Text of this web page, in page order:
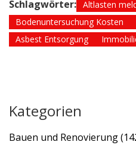
Schlagwörter: Altlasten
Bodenuntersuchung Kosten
Asbest Entsorgung
Kategorien
Bauen und Renovierung